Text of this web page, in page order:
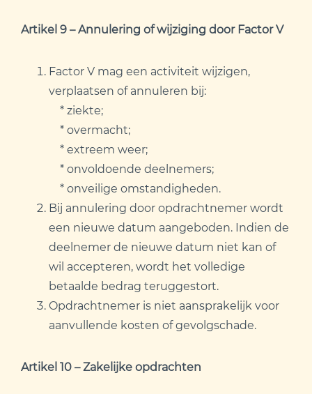
Artikel 9 – Annulering of wijziging door Factor V
Factor V mag een activiteit wijzigen,
verplaatsen of annuleren bij:
* ziekte;
* overmacht;
* extreem weer;
* onvoldoende deelnemers;
* onveilige omstandigheden.
Bij annulering door opdrachtnemer wordt
een nieuwe datum aangeboden. Indien de
deelnemer de nieuwe datum niet kan of
wil accepteren, wordt het volledige
betaalde bedrag teruggestort.
Opdrachtnemer is niet aansprakelijk voor
aanvullende kosten of gevolgschade.
Artikel 10 – Zakelijke opdrachten